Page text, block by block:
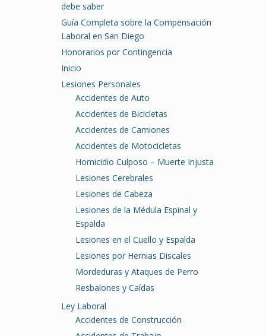
debe saber
Guía Completa sobre la Compensación
Laboral en San Diego
Honorarios por Contingencia
Inicio
Lesiones Personales
Accidentes de Auto
Accidentes de Bicicletas
Accidentes de Camiones
Accidentes de Motocicletas
Homicidio Culposo – Muerte Injusta
Lesiones Cerebrales
Lesiones de Cabeza
Lesiones de la Médula Espinal y
Espalda
Lesiones en el Cuello y Espalda
Lesiones por Hernias Discales
Mordeduras y Ataques de Perro
Resbalones y Caídas
Ley Laboral
Accidentes de Construcción